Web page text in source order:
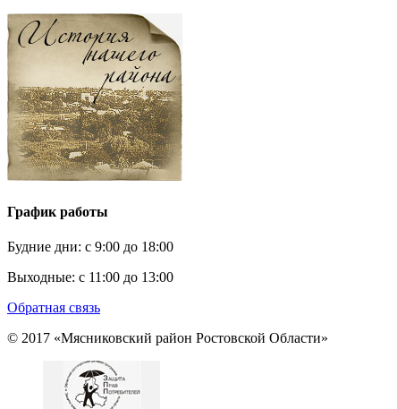
График работы
Будние дни: c 9:00 до 18:00
Выходные: с 11:00 до 13:00
Обратная связь
© 2017 «Мясниковский район Ростовской Области»